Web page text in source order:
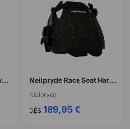
Neilpryde Fixed HL Travel S Neilpryde Race Seat Harness
Neilpryde
DÈS 189,95 €